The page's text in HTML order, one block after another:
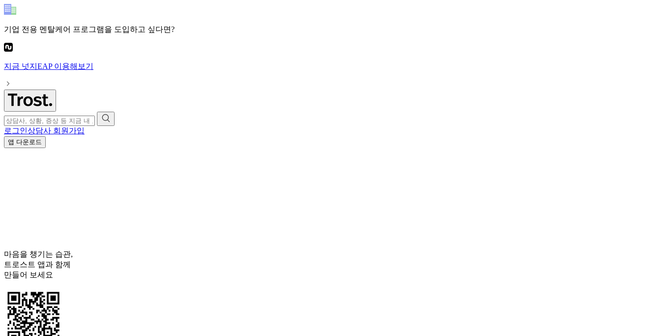
기업 전용 멘탈케어 프로그램을 도입하고 싶다면?
지금 넛지EAP이용해보기
로그인상담사 회원가입
앱 다운로드
마음을 챙기는 습관,
트로스트 앱과 함께
만들어 보세요